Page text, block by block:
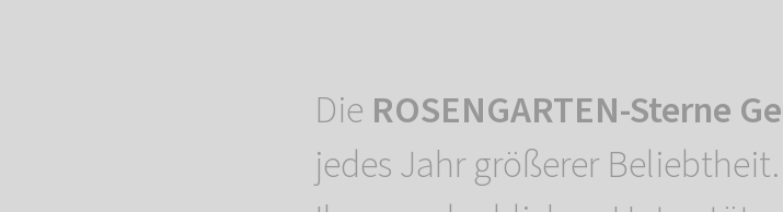
Die ROSENGARTEN-Sterne
jedes Jahr größerer